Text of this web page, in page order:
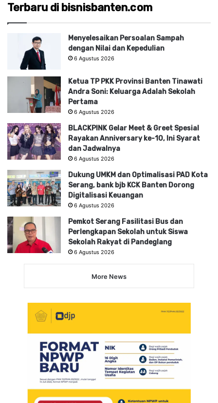
Terbaru di bisnisbanten.com
Menyelesaikan Persoalan Sampah
dengan Nilai dan Kepedulian
6 Agustus 2026
Ketua TP PKK Provinsi Banten Tinawati
Andra Soni: Keluarga Adalah Sekolah
Pertama
6 Agustus 2026
BLACKPINK Gelar Meet & Greet Spesial
Rayakan Anniversary ke-10, Ini Syarat
dan Jadwalnya
6 Agustus 2026
Dukung UMKM dan Optimalisasi PAD Kota
Serang, bank bjb KCK Banten Dorong
Digitalisasi Keuangan
6 Agustus 2026
Pemkot Serang Fasilitasi Bus dan
Perlengkapan Sekolah untuk Siswa
Sekolah Rakyat di Pandeglang
6 Agustus 2026
More News